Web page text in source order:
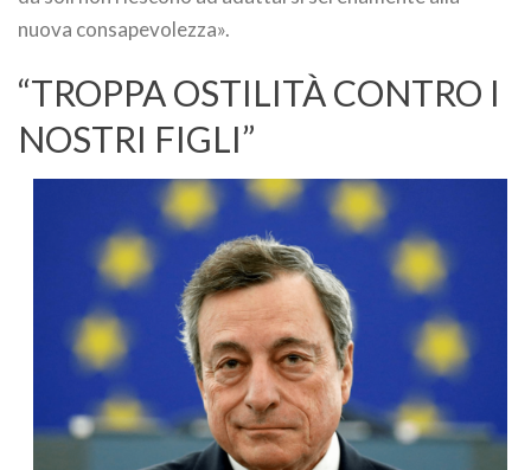
nuova consapevolezza».
“TROPPA OSTILITÀ CONTRO I
NOSTRI FIGLI”